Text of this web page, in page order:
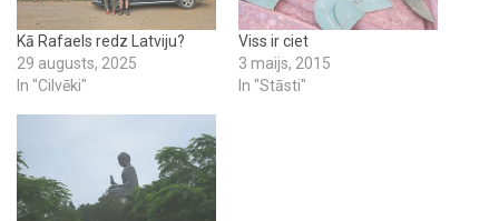
Kā Rafaels redz Latviju?
29 augusts, 2025
In "Cilvēki"
Viss ir ciet
3 maijs, 2015
In "Stāsti"